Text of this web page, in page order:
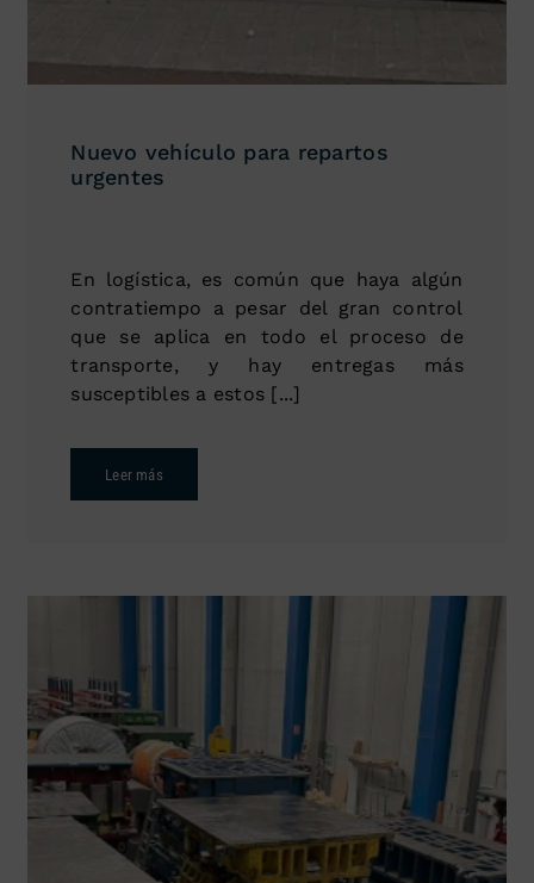
Nuevo vehículo para repartos
urgentes
En logística, es común que haya algún
contratiempo a pesar del gran control
que se aplica en todo el proceso de
transporte, y hay entregas más
susceptibles a estos [...]
Leer más